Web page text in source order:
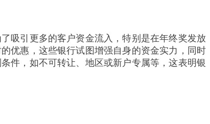
吸引更多的客户资金流入，特别是在年终奖发放
优惠，这些银行试图增强自身的资金实力，同时
件，如不可转让、地区或新户专属等，这表明银